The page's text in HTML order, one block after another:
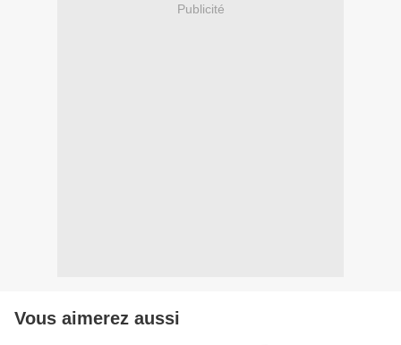
Publicité
Vous aimerez aussi